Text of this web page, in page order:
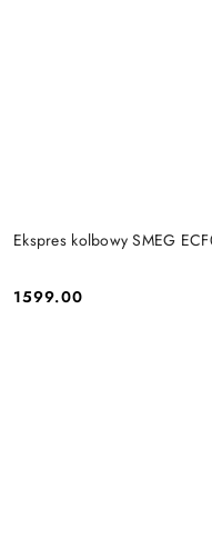
Ekspres kolbowy SMEG
Cena:
1599.00